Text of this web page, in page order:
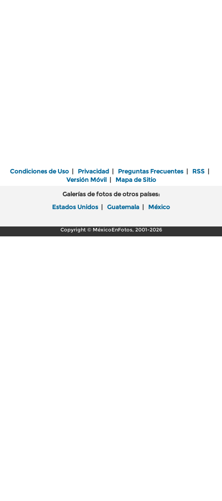
Condiciones de Uso | Privacidad | Preguntas Frecuentes | RSS |
Versión Móvil| Mapa de Sitio
Galerías de fotos de otros países:
Estados Unidos | Guatemala | México
Copyright © MéxicoEnFotos, 2001-2026